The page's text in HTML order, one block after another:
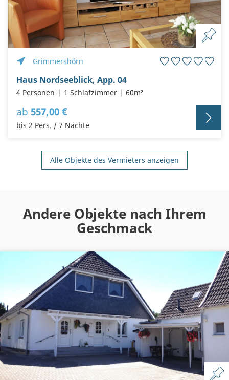
Grimmershörn
Haus Nordseeblick, App. 04
4 Personen 1 Schlafzimmer 60m²
ab 557,00 €
bis 2 Pers. / 7 Nächte
Alle Objekte des Vermieters anzeigen
Andere Objekte nach Ihrem
Geschmack